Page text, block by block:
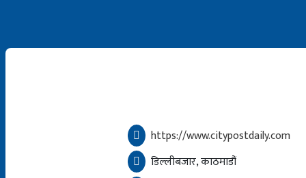
https://www.citypostdaily.com
डिल्लीबजार, काठमाडौं